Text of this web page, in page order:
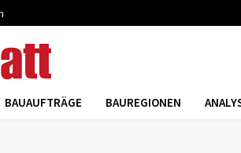
BAUAUFTRÄGE BAUREGIONEN